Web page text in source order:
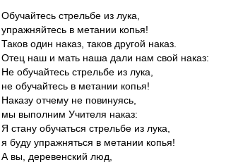
Обучайтесь стрельбе из лука,
упражняйтесь в метании копья!
Таков один наказ, таков другой наказ.
Отец наш и мать наша дали нам свой наказ:
Не обучайтесь стрельбе из лука,
не обучайтесь в метании копья!
Наказу отчему не повинуясь,
мы выполним Учителя наказ:
Я стану обучаться стрельбе из лука,
я буду упражняться в метании копья!
А вы, деревенский люд,